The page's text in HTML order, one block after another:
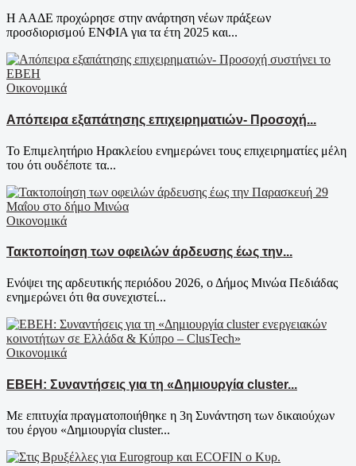
Η ΑΑΔΕ προχώρησε στην ανάρτηση νέων πράξεων
προσδιορισμού ΕΝΦΙΑ για τα έτη 2025 και...
Οικονομικά
Απόπειρα εξαπάτησης επιχειρηματιών- Προσοχή...
Το Επιμελητήριο Ηρακλείου ενημερώνει τους επιχειρηματίες μέλη
του ότι ουδέποτε τα...
Οικονομικά
Τακτοποίηση των οφειλών άρδευσης έως την...
Ενόψει της αρδευτικής περιόδου 2026, ο Δήμος Μινώα Πεδιάδας
ενημερώνει ότι θα συνεχιστεί...
Οικονομικά
EBEH: Συναντήσεις για τη «Δημιουργία cluster...
Με επιτυχία πραγματοποιήθηκε η 3η Συνάντηση των δικαιούχων
του έργου «Δημιουργία cluster...